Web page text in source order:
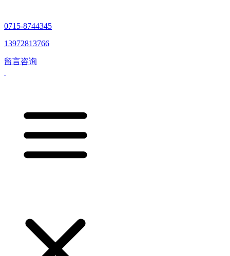
0715-8744345
13972813766
留言咨询